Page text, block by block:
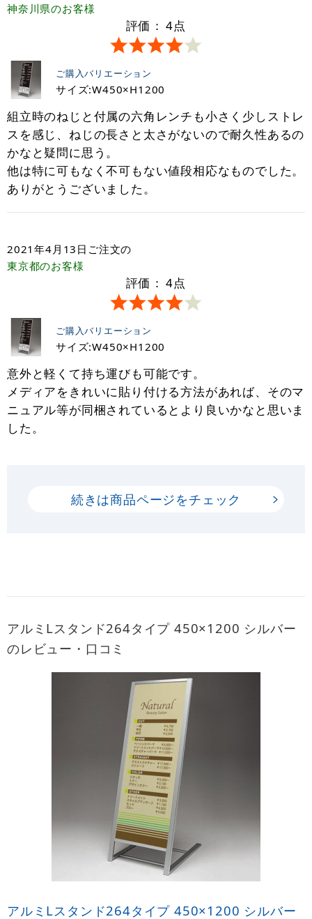
神奈川県のお客様
評価： 4点
ご購入バリエーション
サイズ:W450×H1200
組立時のねじと付属の六角レンチも小さく少しストレ
スを感じ、ねじの長さと太さがないので耐久性あるの
かなと疑問に思う。
他は特に可もなく不可もない値段相応なものでした。
ありがとうございました。
2021年4月13日 ご注文の
東京都のお客様
評価： 4点
ご購入バリエーション
サイズ:W450×H1200
意外と軽くて持ち運びも可能です。
メディアをきれいに貼り付ける方法があれば、そのマ
ニュアル等が同梱されているとより良いかなと思いま
した。
続きは商品ページをチェック
アルミLスタンド264タイプ 450×1200 シルバー
のレビュー・口コミ
アルミLスタンド264タイプ 450×1200 シルバー